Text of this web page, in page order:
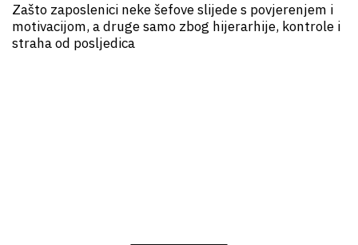
Zašto zaposlenici neke šefove slijede s povjerenjem i
motivacijom, a druge samo zbog hijerarhije, kontrole i
straha od posljedica